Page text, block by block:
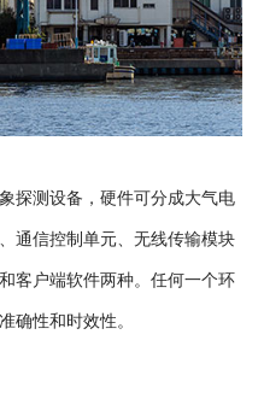
探测设备，硬件可分成大气电
通信控制单元、无线传输模块
客户端软件两种。任何一个环
确性和时效性。